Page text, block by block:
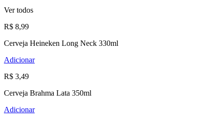
Ver todos
R$ 8,99
Cerveja Heineken Long Neck 330ml
Adicionar
R$ 3,49
Cerveja Brahma Lata 350ml
Adicionar